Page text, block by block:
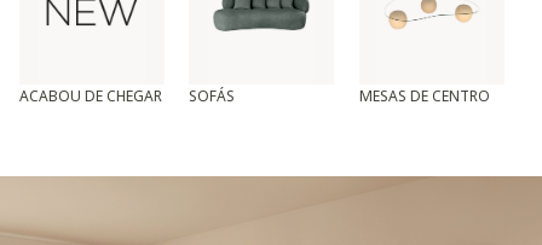
ACABOU DE CHEGAR SOFÁS MESAS DE CENTRO